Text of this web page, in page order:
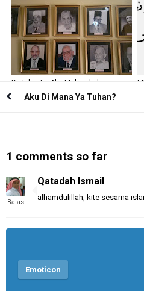
Di Jalan Ini Aku Melangkah
Aku Di Mana Ya Tuhan?
1 comments so far
Balas
Qatadah Ismail
alhamdulillah, kite sesama
Emoticon